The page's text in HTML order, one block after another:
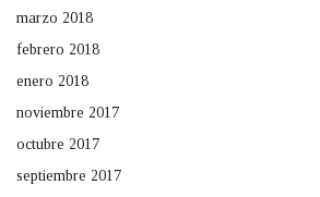
marzo 2018
febrero 2018
enero 2018
noviembre 2017
octubre 2017
septiembre 2017